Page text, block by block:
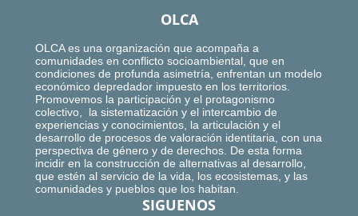
OLCA
OLCA es una organización que acompaña a
comunidades en conflicto socioambiental, que en
condiciones de profunda asimetría, enfrentan un modelo
económico depredador impuesto en los territorios.
Promovemos la participación y el protagonismo
colectivo, la sistematización y el intercambio de
experiencias y conocimientos, la articulación y el
desarrollo de procesos de valoración identitaria, con una
perspectiva de género y de derechos. De esta forma
incidir en la construcción de alternativas al desarrollo,
que estén al servicio de la vida, los ecosistemas, y las
comunidades y pueblos que los habitan.
SIGUENOS